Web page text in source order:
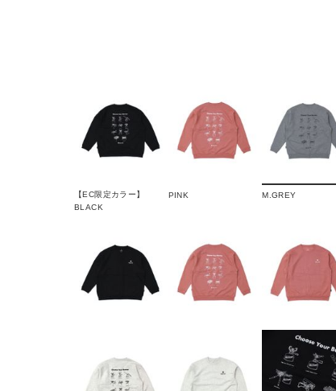
【EC限定カラー】
BLACK
PINK M.GREY